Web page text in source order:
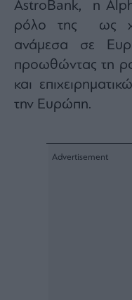
AstroBank, η
ρόλο της ως
ανάμεσα σε
προωθώντας τη
και
την Ευρώπη.